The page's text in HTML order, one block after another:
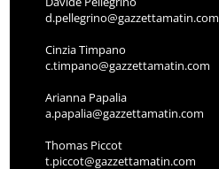
d.pellegrino@gazzettamatin.com
Cinzia Timpano
c.timpano@gazzettamatin.com
Arianna Papalia
a.papalia@gazzettamatin.com
Thomas Piccot
t.piccot@gazzettamatin.com